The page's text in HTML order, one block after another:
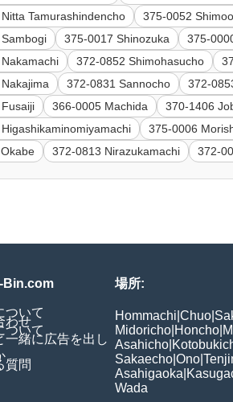
Tamurashindencho
375-0052
375-0017 Shinozuka 375-
372-0852 Shimohasucho
372-0831 Sannocho 372-
366-0005 Machida 370-1406
375-0006
372-0813 Nirazukamachi 372-
Bin.com
ついて
わせ
ついて
一緒に広告を出し
質問
場所:
Hommachi Chuo
Midoricho Honcho
Asahicho
Sakaecho Ono
Asahigaoka
Wada